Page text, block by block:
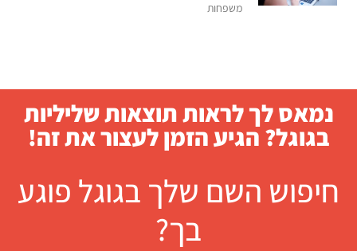
משפחות
נמאס לך לראות תוצאות שליליות
בגוגל? הגיע הזמן לעצור את זה!
חיפוש השם שלך בגוגל פוגע
בך?